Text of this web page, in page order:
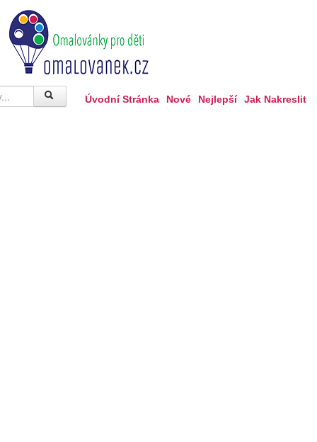
Úvodní Stránka Nové Nejlepší Jak Nakreslit